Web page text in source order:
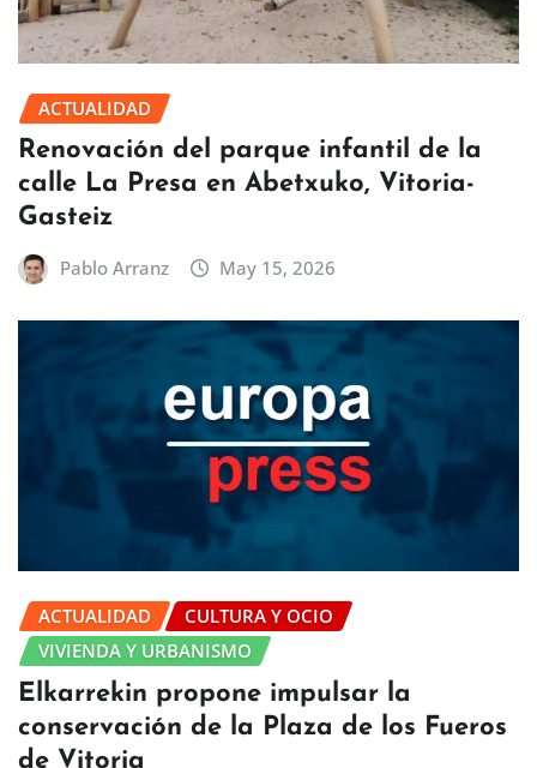
ACTUALIDAD
Renovación del parque infantil de la
calle La Presa en Abetxuko, Vitoria-
Gasteiz
Pablo Arranz May 15, 2026
ACTUALIDAD
CULTURA Y OCIO
VIVIENDA Y URBANISMO
Elkarrekin propone impulsar la
conservación de la Plaza de los Fueros
de Vitoria